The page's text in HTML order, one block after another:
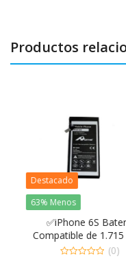
Productos
Destacado
63% Menos
✅iPhone 6S Batería
Compatible de 1.715
3.82V (0)